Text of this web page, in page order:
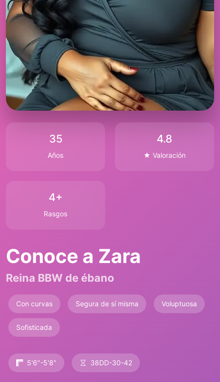
35
Años
4.8
★ Valoración
4+
Rasgos
Conoce a Zara
Reina BBW de ébano
Con curvas Segura de sí misma Voluptuosa
Sofisticada
5'6"-5'8" 38DD-30-42